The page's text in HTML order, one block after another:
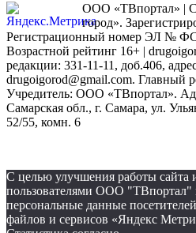
ООО «ТВпортал» |
город».
Регистрационный номер ЭЛ № ФС
Возрастной рейтинг 16+ |
редакции: 331-11-11, доб.406,
drugoigorod@gmail.com. Главный
Учредитель: ООО «ТВпортал».
Самарская обл., г. Самара, ул.
52/55, комн. 6
С целью улучшения работы сайта
пользователями ООО "ТВпортал"
персональные данные
файлов и сервисов «Яндекс